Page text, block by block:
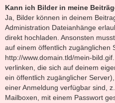
Kann ich Bilder in meine
Ja, Bilder können in deinem
Administration Dateianhänge
direkt hochladen. Ansonsten
auf einem öffentlich zugänglichen
http://www.domain.tld/mein-
verlinken, die sich auf deinem
ein öffentlich zugänglicher
einer Anmeldung verfügbar sind,
Mailboxen, mit einem Passwort